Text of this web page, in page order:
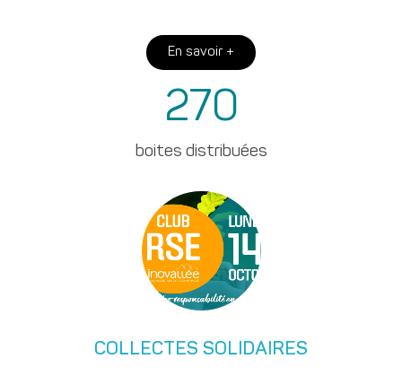
En savoir +
boites distribuées
270
COLLECTES SOLIDAIRES